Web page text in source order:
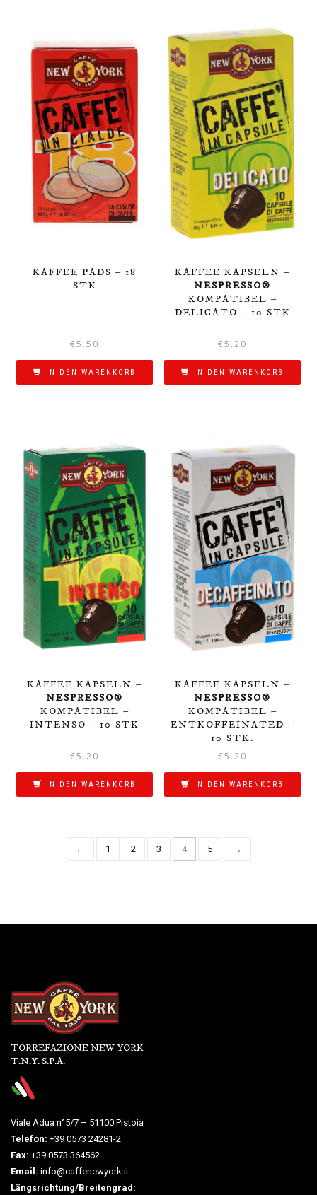
KAFFEE PADS – 18
STK
€5.50
IN DEN WARENKORB
KAFFEE KAPSELN –
NESPRESSO®
KOMPATIBEL –
DELICATO – 10 STK
€5.20
IN DEN WARENKORB
KAFFEE KAPSELN –
NESPRESSO®
KOMPATIBEL –
INTENSO – 10 STK
€5.20
IN DEN WARENKORB
KAFFEE KAPSELN –
NESPRESSO®
KOMPATIBEL –
ENTKOFFEINATED –
10 STK.
€5.20
IN DEN WARENKORB
← 1 2 3 4 5 →
TORREFAZIONE NEW YORK
T.N.Y. S.P.A.
Viale Adua n°5/7 – 51100 Pistoia
Telefon: +39 0573 24281-2
Fax: +39 0573 364562
Email: info@caffenewyork.it
Längsrichtung/Breitengrad: